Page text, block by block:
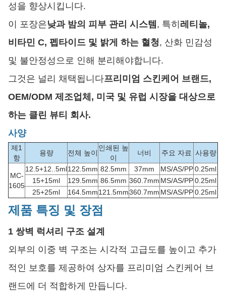
성을 향상시킵니다.
이 포장은낮과 밤의 피부 관리 시스템 , 특히 레티놀,
비타민 C, 펩타이드 및 밝게 하는 혈청, 산화 민감성
및 불안정성으로 인해 분리해야합니다.
그것은 널리 채택됩니다프리미엄 스킨케어 브랜드,
OEM/ODM 제조업체, 미국 및 유럽 시장을 대상으로
하는 클린 뷰티 회사.
사양
제1
항
용량 전체 높이
인쇄된 높
이
너비 주요 자료 사용량
MC-
1605
12.5+12..5ml122.5mm 82.5mm 37mm MS/AS/PP 0.25ml
15+15ml
129.5mm 86.5mm 360.7mm MS/AS/PP 0.25ml
25+25ml
164.5mm121.5mm360.7mm MS/AS/PP 0.25ml
제품 특징 및 장점
1 쌍벽 럭셔리 구조 설계
외부의 이중 벽 구조는 시각적 고급도를 높이고 추가
적인 보호를 제공하여 상자를 프리미엄 스킨케어 브
랜드에 더 적합하게 만듭니다.